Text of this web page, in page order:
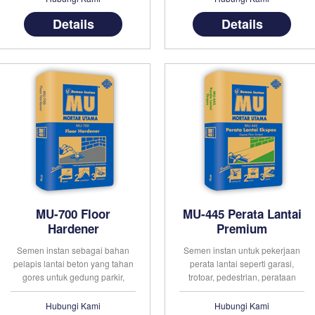
ekstra kuat dan fleksibel, tahan
terhadap getaran dan tahan
terhadap rendaman air. . . .
Details
digunakan pada kolam renang
bak penampung air, kamar
mandi dan dapur. . . .
Details
MU-700 Floor
Hardener
Semen instan sebagai bahan
pelapis lantai beton yang tahan
gores untuk gedung parkir,
workshop dan lain-lain.
Berbahan dasar semen, pasir
Hubungi Kami
MU-445 Perata Lantai
Premium
Semen instan untuk pekerjaan
perata lantai seperti garasi,
trotoar, pedestrian, perataan
(overlaying) beton lama dan
lainnya. Berbahan dasar semen,
Hubungi Kami